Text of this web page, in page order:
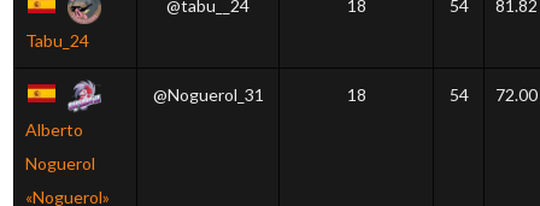
Tabu_24
@tabu__24 18 54 81.82
Alberto
Noguerol
«Noguerol»
@Noguerol_31 18 54 72.00